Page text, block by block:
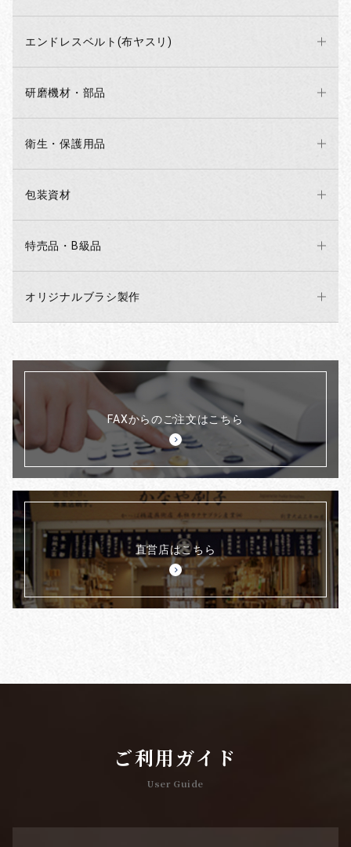
エンドレスベルト(布ヤスリ)
研磨機材・部品
衛生・保護用品
包装資材
特売品・B級品
オリジナルブラシ製作
FAXからのご注文はこちら
直営店はこちら
ご利用ガイド
User Guide